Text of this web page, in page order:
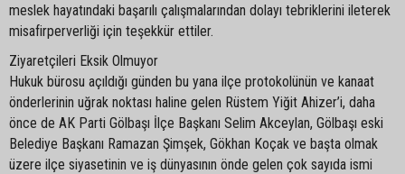
meslek hayatındaki başarılı çalışmalarından dolayı tebriklerini ileterek
misafirperverliği için teşekkür ettiler.
Ziyaretçileri Eksik Olmuyor
Hukuk bürosu açıldığı günden bu yana ilçe protokolünün ve kanaat
önderlerinin uğrak noktası haline gelen Rüstem Yiğit Ahizer’i, daha
önce de AK Parti Gölbaşı İlçe Başkanı Selim Akceylan, Gölbaşı eski
Belediye Başkanı Ramazan Şimşek, Gökhan Koçak ve başta olmak
üzere ilçe siyasetinin ve iş dünyasının önde gelen çok sayıda ismi